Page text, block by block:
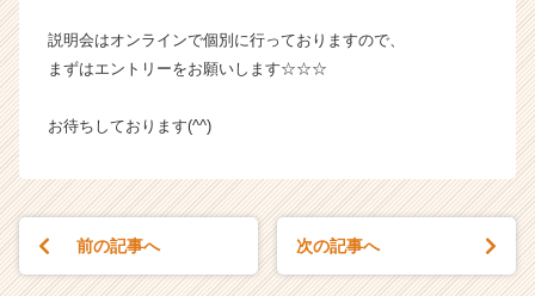
r）
説明会はオンラインで個別に行っておりますので、
まずはエントリーをお願いします☆☆☆
お待ちしております(^^)
前の記事へ 次の記事へ